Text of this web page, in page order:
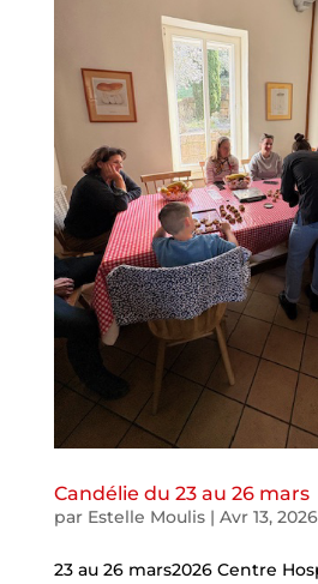
Candélie du 23 au 26 mars
par Estelle Moulis| Avr 13, 2026
23 au 26 mars2026 Centre